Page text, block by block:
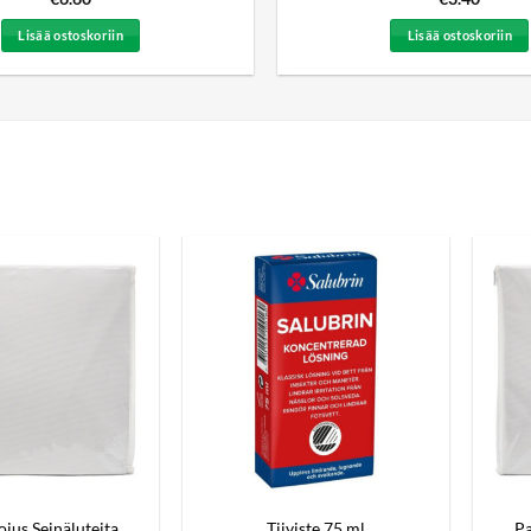
Lisää ostoskoriin Lisää ostoskoriin